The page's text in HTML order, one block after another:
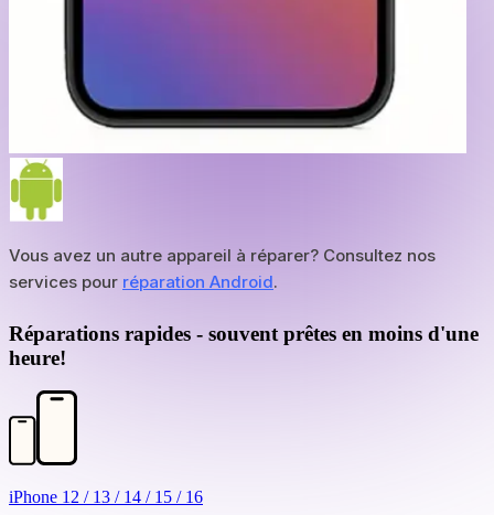
Vous avez un autre appareil à réparer? Consultez nos
services pour réparation Android.
Réparations rapides - souvent prêtes en moins d'une
heure!
iPhone 12 / 13 / 14 / 15 / 16